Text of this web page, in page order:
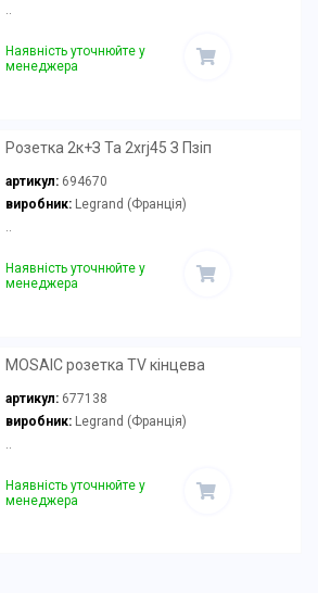
..
Наявність уточнюйте у
менеджера
Розетка 2к+З Та 2хrj45 З Пзіп
артикул: 694670
виробник:Legrand (Франція)
..
Наявність уточнюйте у
менеджера
MOSAIC розетка TV кінцева
артикул: 677138
виробник:Legrand (Франція)
Наявність уточнюйте у
менеджера